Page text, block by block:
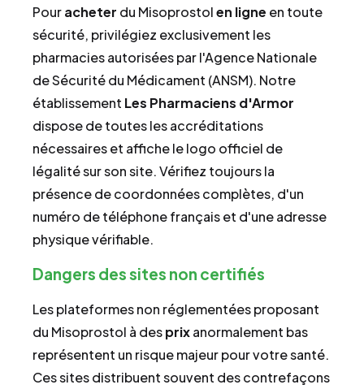
Pouracheter du Misoprostolen ligne en toute
sécurité, privilégiez exclusivement les
pharmacies autorisées par l'Agence Nationale
de Sécurité du Médicament (ANSM). Notre
établissement Les Pharmaciens d'Armor
dispose de toutes les accréditations
nécessaires et affiche le logo officiel de
légalité sur son site. Vérifiez toujours la
présence de coordonnées complètes, d'un
numéro de téléphone français et d'une adresse
physique vérifiable.
Dangers des sites non certifiés
Les plateformes non réglementées proposant
du Misoprostol à desprixanormalement bas
représentent un risque majeur pour votre santé.
Ces sites distribuent souvent des contrefaçons